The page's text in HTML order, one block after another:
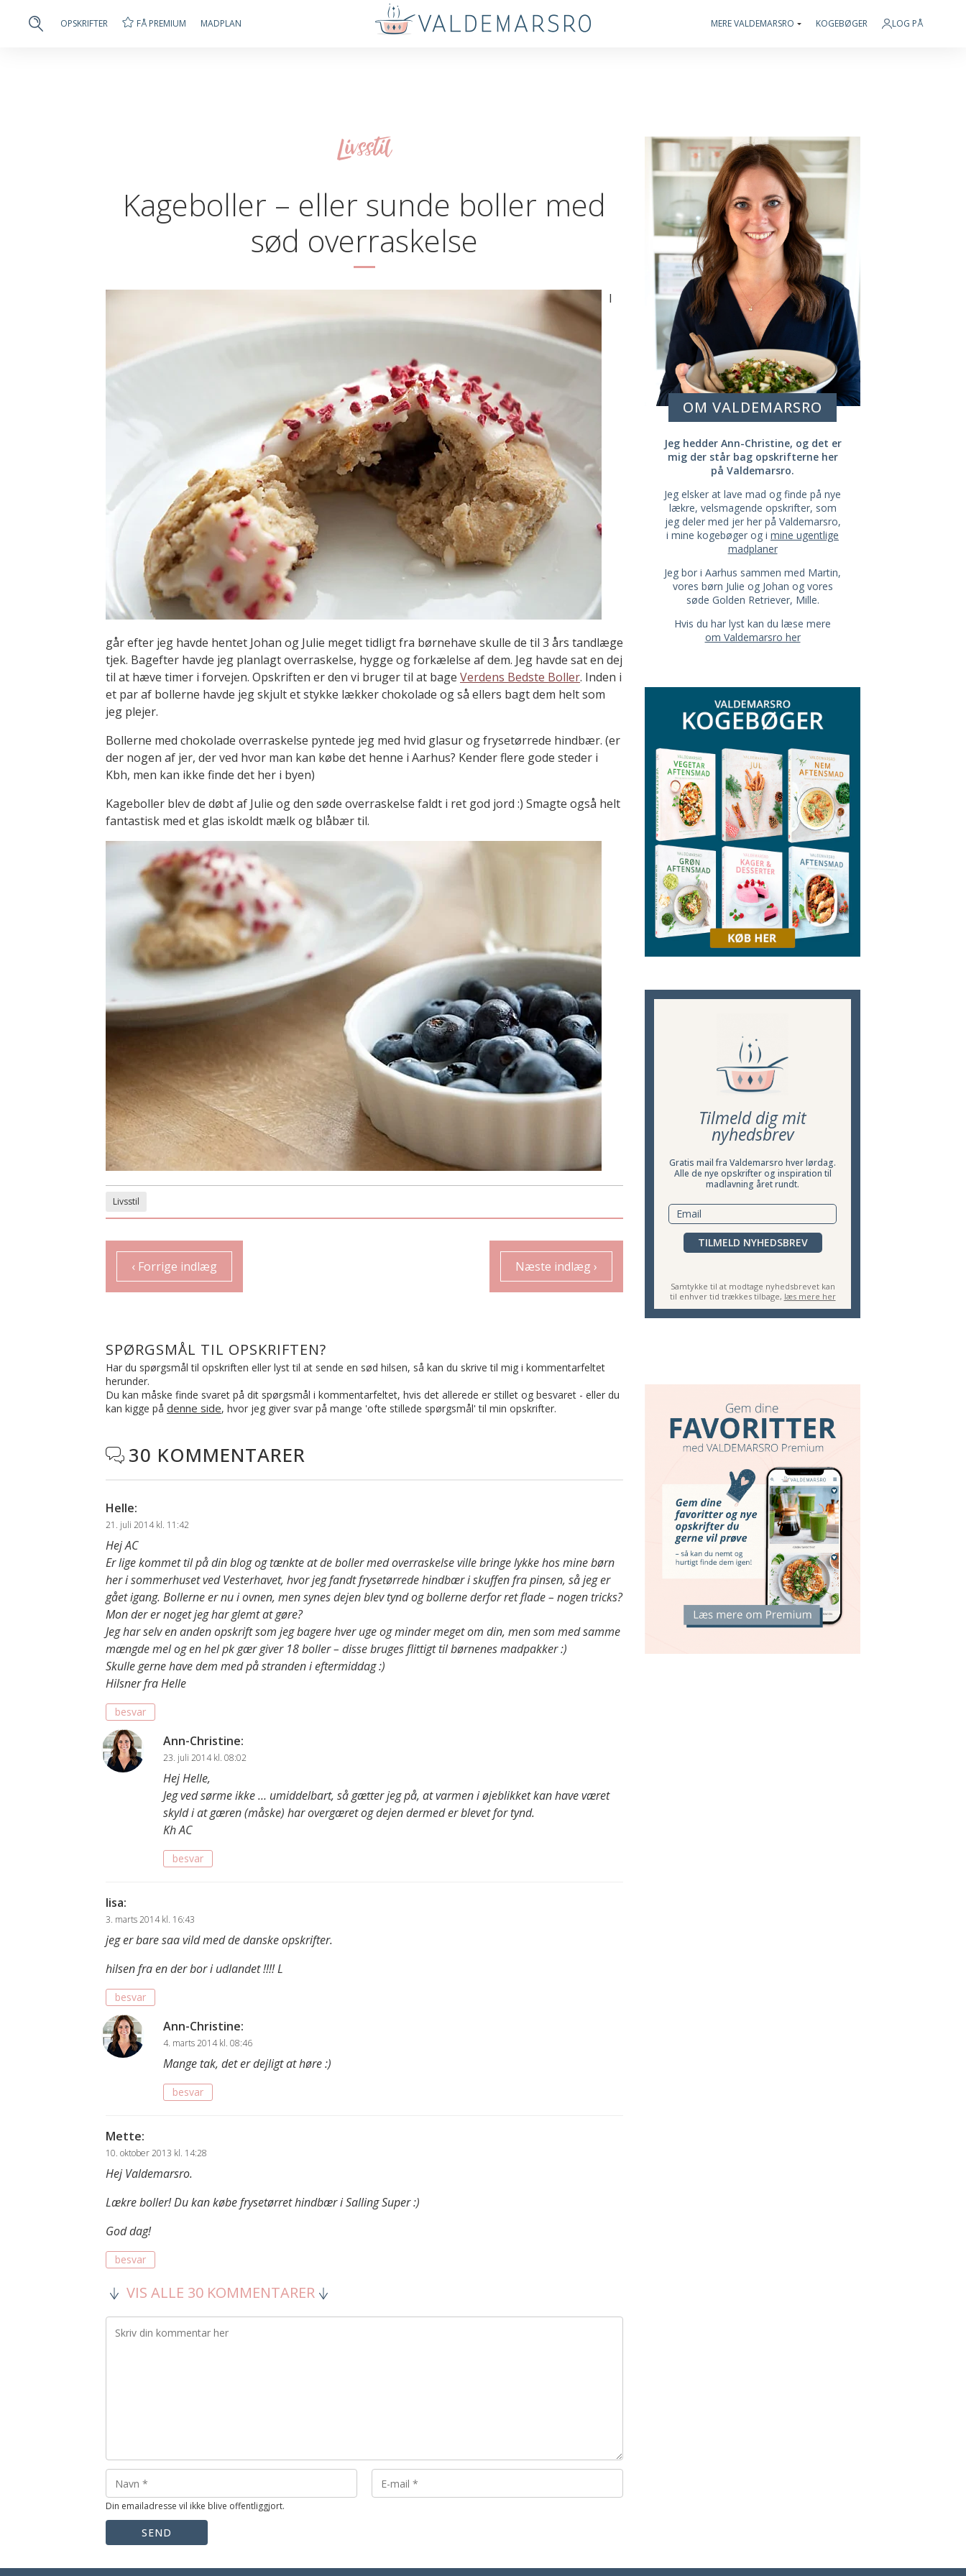
OPSKRIFTER FÅ PREMIUM MADPLAN MERE VALDEMARSRO KOGEBØGER LOG PÅ
Livsstil
Kageboller – eller sunde boller med
sød overraskelse
I
går efter jeg havde hentet Johan og Julie meget tidligt fra børnehave skulle de til 3 års tandlæge
tjek. Bagefter havde jeg planlagt overraskelse, hygge og forkælelse af dem. Jeg havde sat en dej
til at hæve timer i forvejen. Opskriften er den vi bruger til at bage Verdens Bedste Boller. Inden i
et par af bollerne havde jeg skjult et stykke lækker chokolade og så ellers bagt dem helt som
jeg plejer.
Bollerne med chokolade overraskelse pyntede jeg med hvid glasur og frysetørrede hindbær. (er
der nogen af jer, der ved hvor man kan købe det henne i Aarhus? Kender flere gode steder i
Kbh, men kan ikke finde det her i byen)
Kageboller blev de døbt af Julie og den søde overraskelse faldt i ret god jord :) Smagte også helt
fantastisk med et glas iskoldt mælk og blåbær til.
Livsstil
‹ Forrige indlæg Næste indlæg ›
SPØRGSMÅL TIL OPSKRIFTEN?
Har du spørgsmål til opskriften eller lyst til at sende en sød hilsen, så kan du skrive til mig i kommentarfeltet
herunder.
Du kan måske finde svaret på dit spørgsmål i kommentarfeltet, hvis det allerede er stillet og besvaret - eller du
kan kigge på denne side, hvor jeg giver svar på mange 'ofte stillede spørgsmål' til min opskrifter.
 30 KOMMENTARER
Helle:
21. juli 2014 kl. 11:42
Hej AC
Er lige kommet til på din blog og tænkte at de boller med overraskelse ville bringe lykke hos mine børn
her i sommerhuset ved Vesterhavet, hvor jeg fandt frysetørrede hindbær i skuffen fra pinsen, så jeg er
gået igang. Bollerne er nu i ovnen, men synes dejen blev tynd og bollerne derfor ret flade – nogen tricks?
Mon der er noget jeg har glemt at gøre?
Jeg har selv en anden opskrift som jeg bagere hver uge og minder meget om din, men som med samme
mængde mel og en hel pk gær giver 18 boller – disse bruges flittigt til børnenes madpakker :)
Skulle gerne have dem med på stranden i eftermiddag :)
Hilsner fra Helle
besvar
Ann-Christine:
23. juli 2014 kl. 08:02
Hej Helle,
Jeg ved sørme ikke … umiddelbart, så gætter jeg på, at varmen i øjeblikket kan have været
skyld i at gæren (måske) har overgæret og dejen dermed er blevet for tynd.
Kh AC
besvar
lisa:
3. marts 2014 kl. 16:43
jeg er bare saa vild med de danske opskrifter.
hilsen fra en der bor i udlandet !!!! L
besvar
Ann-Christine:
4. marts 2014 kl. 08:46
Mange tak, det er dejligt at høre :)
besvar
Mette:
10. oktober 2013 kl. 14:28
Hej Valdemarsro.
Lækre boller! Du kan købe frysetørret hindbær i Salling Super :)
God dag!
besvar
VIS ALLE 30 KOMMENTARER
Din emailadresse vil ikke blive offentliggjort.
SEND
OM VALDEMARSRO
Jeg hedder Ann-Christine, og det er
mig der står bag opskrifterne her
på Valdemarsro.
Jeg elsker at lave mad og finde på nye
lækre, velsmagende opskrifter, som
jeg deler med jer her på Valdemarsro,
i mine kogebøger og i mine ugentlige
madplaner
Jeg bor i Aarhus sammen med Martin,
vores børn Julie og Johan og vores
søde Golden Retriever, Mille.
Hvis du har lyst kan du læse mere
om Valdemarsro her
Tilmeld dig mit
nyhedsbrev
Gratis mail fra Valdemarsro hver lørdag.
Alle de nye opskrifter og inspiration til
madlavning året rundt.
TILMELD NYHEDSBREV
Samtykke til at modtage nyhedsbrevet kan
til enhver tid trækkes tilbage, læs mere her